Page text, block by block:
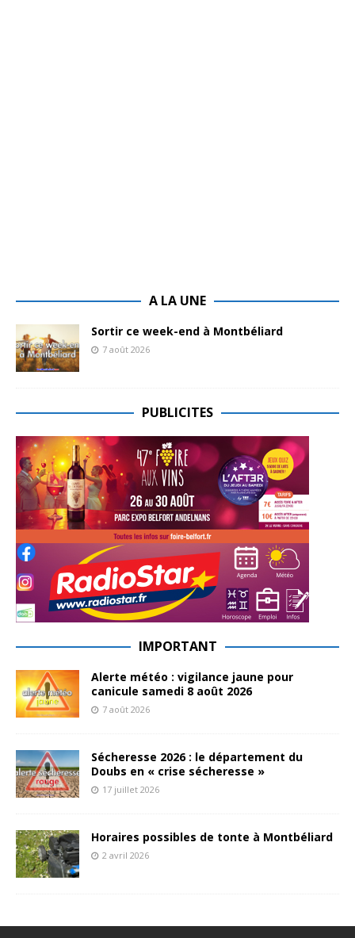
A LA UNE
Sortir ce week-end à Montbéliard
7 août 2026
PUBLICITES
IMPORTANT
Alerte météo : vigilance jaune pour
canicule samedi 8 août 2026
7 août 2026
Sécheresse 2026 : le département du
Doubs en « crise sécheresse »
17 juillet 2026
Horaires possibles de tonte à Montbéliard
2 avril 2026